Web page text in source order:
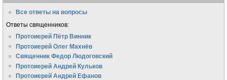
Все ответы на вопросы
Ответы священников:
Протоиерей Пётр Винник
Протоиерей Олег Махнёв
Священник Федор Людоговский
Протоиерей Андрей Кульков
Протоиерей Андрей Ефанов